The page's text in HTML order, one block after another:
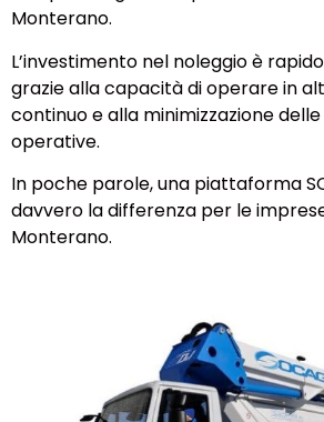
Monterano.
L’investimento nel noleggio è
grazie alla capacità di operare in
continuo e alla minimizzazione
operative.
In poche parole, una piattaforma
davvero la differenza per le
Monterano.